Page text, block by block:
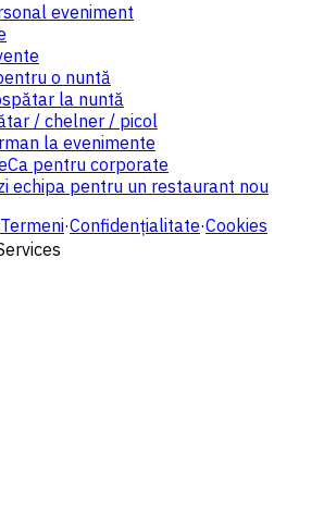
eveniment
o nuntă
la nuntă
/ chelner / picol
la evenimente
pentru corporate
echipa pentru un restaurant nou
Termeni·Confidențialitate·Cookies